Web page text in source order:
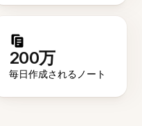
200万
毎日作成されるノート